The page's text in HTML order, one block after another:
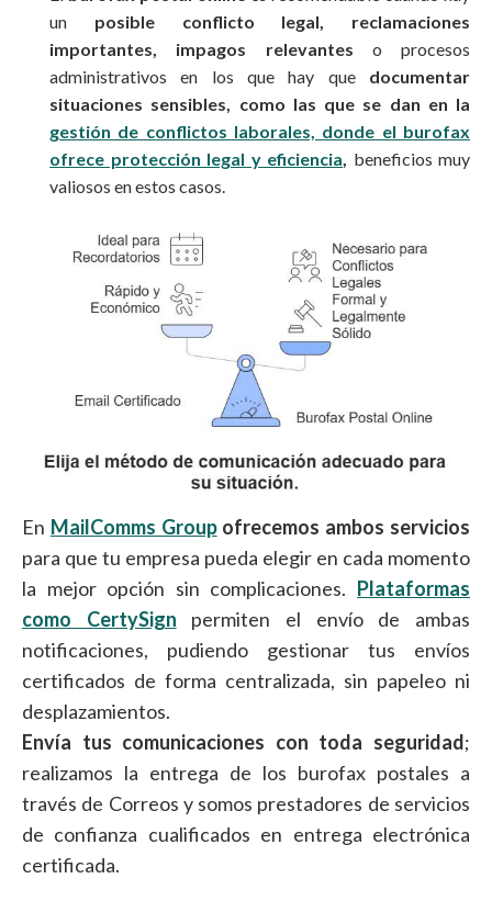
un posible conflicto legal, reclamaciones
importantes, impagos relevantes o procesos
administrativos en los que hay que documentar
situaciones sensibles, como las que se dan en la
gestión de conflictos laborales, donde el burofax
ofrece protección legal y eficiencia, beneficios muy
valiosos en estos casos.
En MailComms Group ofrecemos ambos servicios
para que tu empresa pueda elegir en cada momento
la mejor opción sin complicaciones. Plataformas
como CertySign permiten el envío de ambas
notificaciones, pudiendo gestionar tus envíos
certificados de forma centralizada, sin papeleo ni
desplazamientos.
Envía tus comunicaciones con toda seguridad;
realizamos la entrega de los burofax postales a
través de Correos y somos prestadores de servicios
de confianza cualificados en entrega electrónica
certificada.